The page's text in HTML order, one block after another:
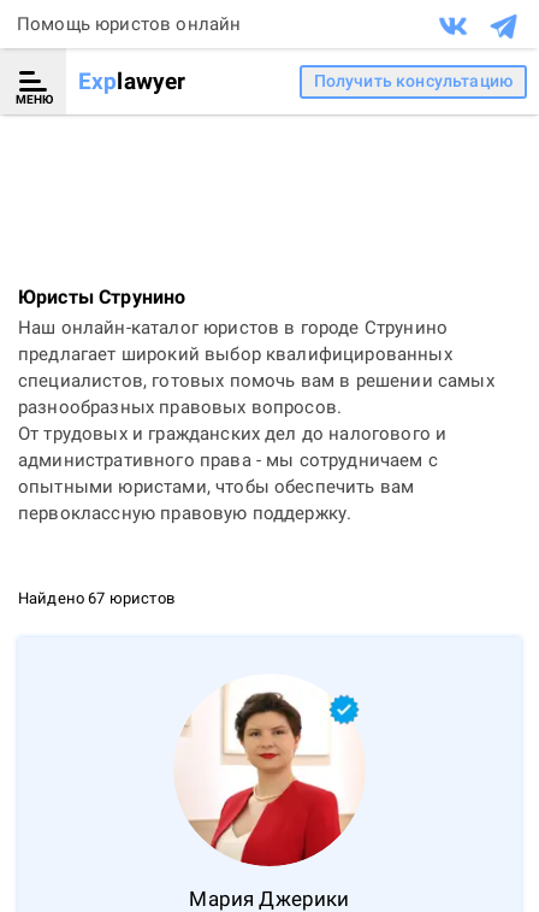
Помощь юристов онлайн
МЕНЮ
Explawyer Получить консультацию
Юристы Струнино
Наш онлайн-каталог юристов в городе Струнино
предлагает широкий выбор квалифицированных
специалистов, готовых помочь вам в решении самых
разнообразных правовых вопросов.
От трудовых и гражданских дел до налогового и
административного права - мы сотрудничаем с
опытными юристами, чтобы обеспечить вам
первоклассную правовую поддержку.
Найдено 67 юристов
Мария Джерики